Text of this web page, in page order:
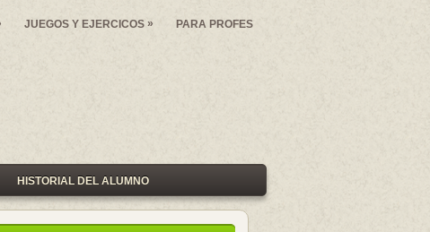
JUEGOS Y EJERCICOS » PARA PROFES
HISTORIAL DEL ALUMNO